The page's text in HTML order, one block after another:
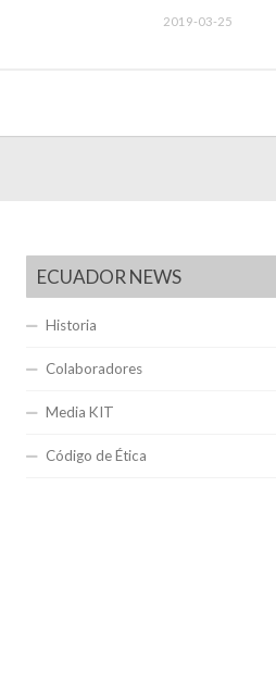
2019-03-25
ECUADOR NEWS
Historia
Colaboradores
Media KIT
Código de Ética